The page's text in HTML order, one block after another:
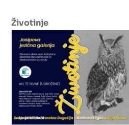
Životinje